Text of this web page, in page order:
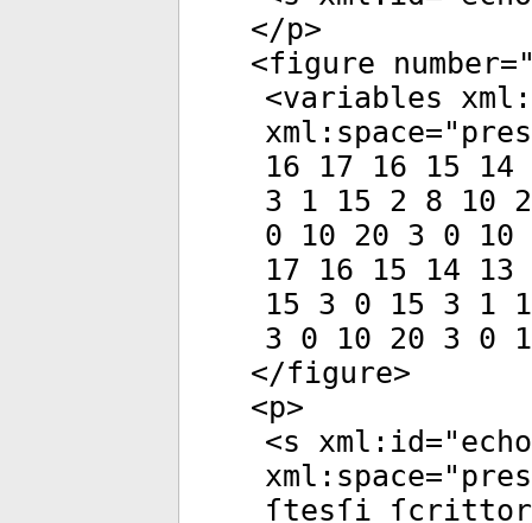
</p>
<figure number
<variables
xml:space="
16 17 16 15
3 1 15 2 8 10
0 10 20 3 0 10
17 16 15 14
15 3 0 15 3 1
3 0 10 20 3 0
</figure>
<p>
<s xml:id="
xml:space="
ſtesſi